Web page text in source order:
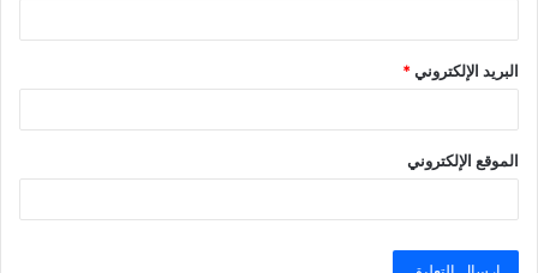
البريد الإلكتروني*
الموقع الإلكتروني